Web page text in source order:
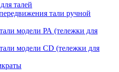
талей
тали ручной
модели РА (тележки для
модели CD (тележки для